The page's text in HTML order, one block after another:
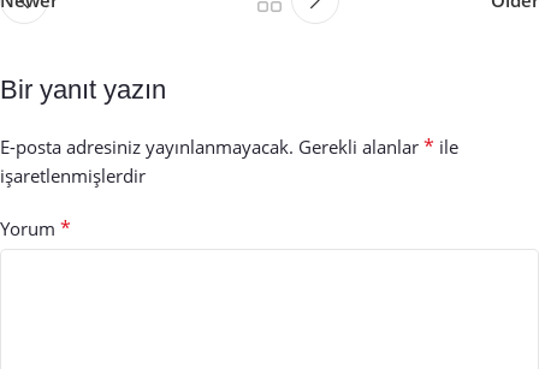
Bir yanıt yazın
E-posta adresiniz yayınlanmayacak. Gerekli alanlar * ile
işaretlenmişlerdir
Yorum *